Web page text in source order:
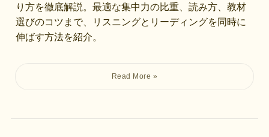
り方を徹底解説。最適な集中力の比重、読み方、教材
選びのコツまで、リスニングとリーディングを同時に
伸ばす方法を紹介。